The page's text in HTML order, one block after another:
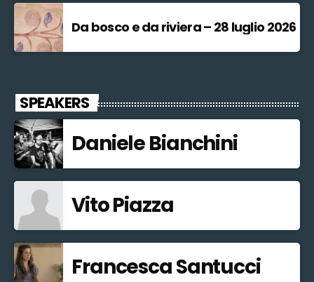
Da bosco e da riviera – 28 luglio 2026
SPEAKERS
Daniele Bianchini
Vito Piazza
Francesca Santucci